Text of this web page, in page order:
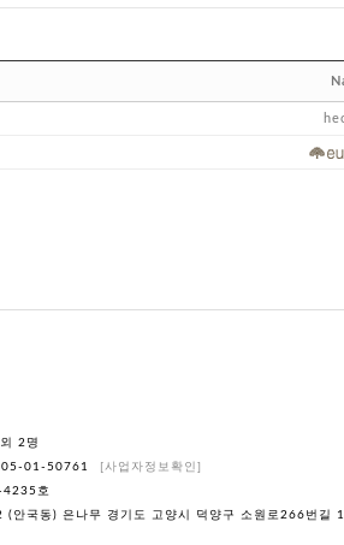
2명
01-50761
[사업자정보확인]
호
(안국동) 은나무 경기도 고양시 덕양구 소원로266번길